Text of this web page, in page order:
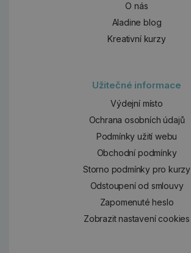
O nás
Aladine blog
Kreativní kurzy
Užitečné informace
Výdejní místo
Ochrana osobních údajů
Podmínky užití webu
Obchodní podmínky
Storno podmínky pro kurzy
Odstoupení od smlouvy
Zapomenuté heslo
Zobrazit nastavení cookies